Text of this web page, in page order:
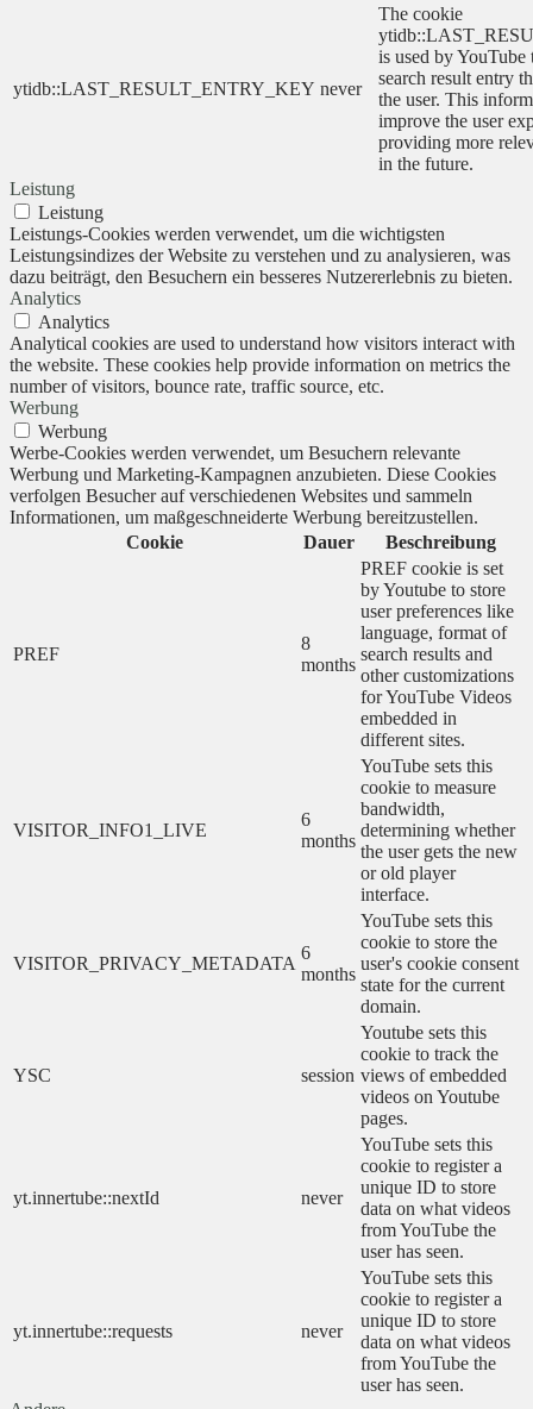
ytidb::LAST_RESULT_ENTRY_KEY never
The cookie
is used by YouTube
search result entry
the user. This
improve the user
providing more
in the future.
Leistung
Leistung
Leistungs-Cookies werden verwendet, um die wichtigsten
Leistungsindizes der Website zu verstehen und zu analysieren, was
dazu beiträgt, den Besuchern ein besseres Nutzererlebnis zu bieten.
Analytics
Analytics
Analytical cookies are used to understand how visitors interact with
the website. These cookies help provide information on metrics the
number of visitors, bounce rate, traffic source, etc.
Werbung
Werbung
Werbe-Cookies werden verwendet, um Besuchern relevante
Werbung und Marketing-Kampagnen anzubieten. Diese Cookies
verfolgen Besucher auf verschiedenen Websites und sammeln
Informationen, um maßgeschneiderte Werbung bereitzustellen.
Cookie
Dauer Beschreibung
PREF
8
months
PREF cookie is set
by Youtube to store
user preferences like
language, format of
search results and
other customizations
for YouTube Videos
embedded in
different sites.
VISITOR_INFO1_LIVE
6
months
YouTube sets this
cookie to measure
bandwidth,
determining whether
the user gets the new
or old player
interface.
VISITOR_PRIVACY_METADATA
6
months
YouTube sets this
cookie to store the
user's cookie consent
state for the current
domain.
YSC session
Youtube sets this
cookie to track the
views of embedded
videos on Youtube
pages.
yt.innertube::nextId never
YouTube sets this
cookie to register a
unique ID to store
data on what videos
from YouTube the
user has seen.
yt.innertube::requests never
YouTube sets this
cookie to register a
unique ID to store
data on what videos
from YouTube the
user has seen.